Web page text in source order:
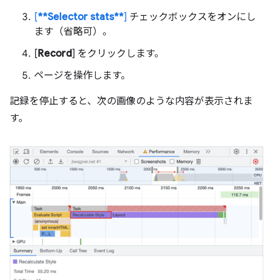
[**Selector stats**] チェックボックスをオンにし
ます（省略可）。
[Record] をクリックします。
ページを操作します。
記録を停止すると、次の画像のような内容が表示されま
す。